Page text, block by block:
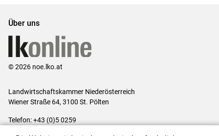
Über uns
© 2026 noe.lko.at
Landwirtschaftskammer Niederösterreich
Wiener Straße 64, 3100 St. Pölten
Telefon: +43 (0)5 0259